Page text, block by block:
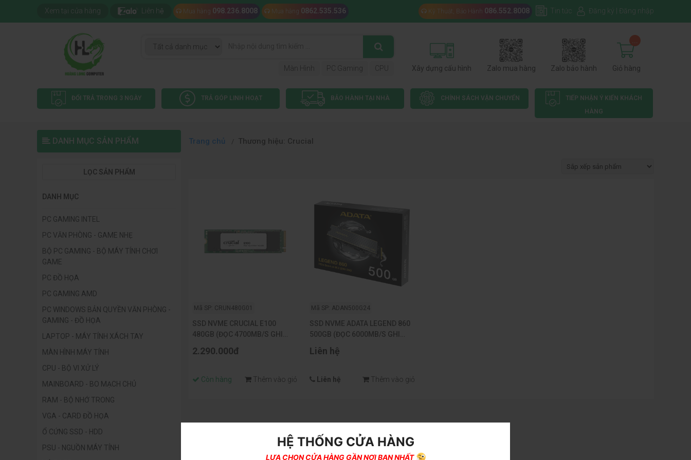
Xem tại cửa hàng Liên hệ Mua hàng 098.236.8008 Mua hàng 0862.535.536 Kỹ Thuật, Bảo Hành 086.552.8008 Tin tức Đăng ký Đăng nhập
Màn Hình PC Gaming CPU Xây dựng cấu hình Zalo mua hàng Zalo bảo hành Giỏ hàng
ĐỔI TRẢ TRONG 3 NGÀY TRẢ GÓP LINH HOẠT BẢO HÀNH TẠI NHÀ CHÍNH SÁCH VẬN CHUYỂN
TIẾP NHẬN Ý KIẾN KHÁCH
HÀNG
DANH MỤC SẢN PHẨM Trang chủ Thương hiệu: Crucial
LỌC SẢN PHẨM
DANH MỤC
PC GAMING INTEL
PC VĂN PHÒNG - GAME NHẸ
BỘ PC GAMING - BỘ MÁY TÍNH CHƠI
GAME
PC ĐỒ HỌA
PC GAMING AMD
PC WINDOWS BẢN QUYỀN VĂN PHÒNG -
GAMING - ĐỒ HỌA
LAPTOP - MÁY TÍNH XÁCH TAY
MÀN HÌNH MÁY TÍNH
CPU - BỘ VI XỬ LÝ
MAINBOARD - BO MẠCH CHỦ
RAM - BỘ NHỚ TRONG
VGA - CARD ĐỒ HỌA
Ổ CỨNG SSD - HDD
PSU - NGUỒN MÁY TÍNH
Mã SP: CRUN480G01
SSD NVME CRUCIAL E100
480GB (ĐỌC 4700MB/S GHI
2.290.000đ
Còn hàng Thêm vào giỏ
Mã SP: ADAN500G24
SSD NVME ADATA LEGEND 860
500GB (ĐỌC 6000MB/S GHI
5000MB/S) PCIE GEN4 X4 M.2
2280
Liên hệ
Liên hệ Thêm vào giỏ
HỆ THỐNG CỬA HÀNG
LỰA CHỌN CỬA HÀNG GẦN NƠI BẠN NHẤT